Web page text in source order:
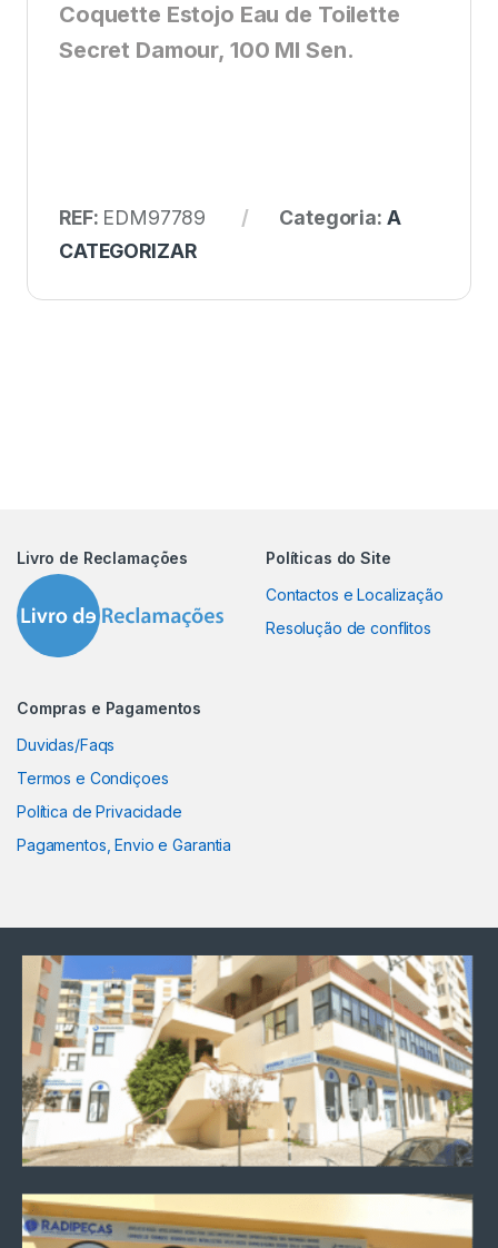
Coquette Estojo Eau de Toilette
Secret Damour, 100 Ml Sen.
REF: EDM97789 Categoria: A
CATEGORIZAR
Livro de Reclamações
Políticas do Site
Contactos e Localização
Resolução de conflitos
Compras e Pagamentos
Duvidas/Faqs
Termos e Condiçoes
Política de Privacidade
Pagamentos, Envio e Garantia